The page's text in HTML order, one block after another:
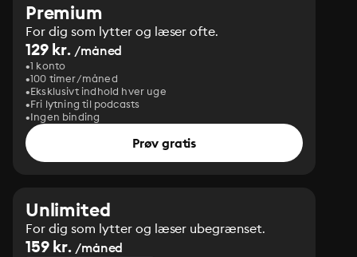
Premium
For dig som lytter og læser ofte.
129 kr. /måned
1 konto
100 timer/måned
Eksklusivt indhold hver uge
Fri lytning til podcasts
Ingen binding
Prøv gratis
Unlimited
For dig som lytter og læser ubegrænset.
159 kr. /måned